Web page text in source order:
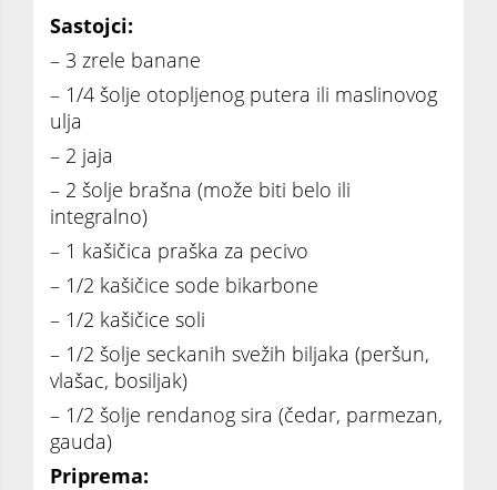
Sastojci:
– 3 zrele banane
– 1/4 šolje otopljenog putera ili maslinovog
ulja
– 2 jaja
– 2 šolje brašna (može biti belo ili
integralno)
– 1 kašičica praška za pecivo
– 1/2 kašičice sode bikarbone
– 1/2 kašičice soli
– 1/2 šolje seckanih svežih biljaka (peršun,
vlašac, bosiljak)
– 1/2 šolje rendanog sira (čedar, parmezan,
gauda)
Priprema: